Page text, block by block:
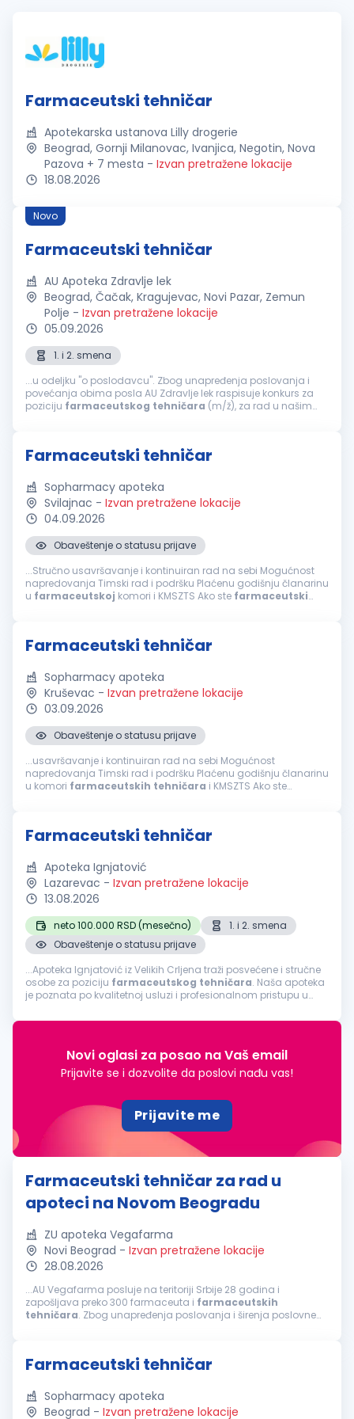
Farmaceutski tehničar
Apotekarska ustanova Lilly drogerie
Beograd, Gornji Milanovac, Ivanjica, Negotin, Nova
Pazova + 7 mesta - Izvan pretražene lokacije
18.08.2026
Novo
Farmaceutski tehničar
AU Apoteka Zdravlje lek
Beograd, Čačak, Kragujevac, Novi Pazar, Zemun
Polje - Izvan pretražene lokacije
05.09.2026
1. i 2. smena
...u odeljku "o poslodavcu". Zbog unapređenja poslovanja i
povećanja obima posla AU Zdravlje lek raspisuje konkurs za
poziciju farmaceutskog tehničara (m/ž), za rad u našim
Farmaceutski tehničar
Sopharmacy apoteka
Svilajnac - Izvan pretražene lokacije
04.09.2026
Obaveštenje o statusu prijave
...Stručno usavršavanje i kontinuiran rad na sebi Mogućnost
napredovanja Timski rad i podršku Plaćenu godišnju članarinu
u farmaceutskoj komori i KMSZTS Ako ste farmaceutski
Farmaceutski tehničar
Sopharmacy apoteka
Kruševac - Izvan pretražene lokacije
03.09.2026
Obaveštenje o statusu prijave
...usavršavanje i kontinuiran rad na sebi Mogućnost
napredovanja Timski rad i podršku Plaćenu godišnju članarinu
u komori farmaceutskih tehničara
i KMSZTS Ako ste
Farmaceutski tehničar
Apoteka Ignjatović
Lazarevac - Izvan pretražene lokacije
13.08.2026
neto 100.000 RSD (mesečno)
1. i 2. smena
Obaveštenje o statusu prijave
...Apoteka Ignjatović iz Velikih Crljena traži posvećene i stručne
osobe za poziciju farmaceutskog tehničara. Naša apoteka
je poznata po kvalitetnoj usluzi i profesionalnom pristupu u
dinamičnom...
Novi oglasi za posao na Vaš email
Prijavite se i dozvolite da poslovi nađu vas!
Prijavite me
Farmaceutski tehničar za rad u
apoteci na Novom Beogradu
ZU apoteka Vegafarma
Novi Beograd - Izvan pretražene lokacije
28.08.2026
...AU Vegafarma posluje na teritoriji Srbije 28 godina i
zapošljava preko 300 farmaceuta i farmaceutskih
tehničara. Zbog unapređenja poslovanja i širenja poslovne
Farmaceutski tehničar
Sopharmacy apoteka
Beograd - Izvan pretražene lokacije